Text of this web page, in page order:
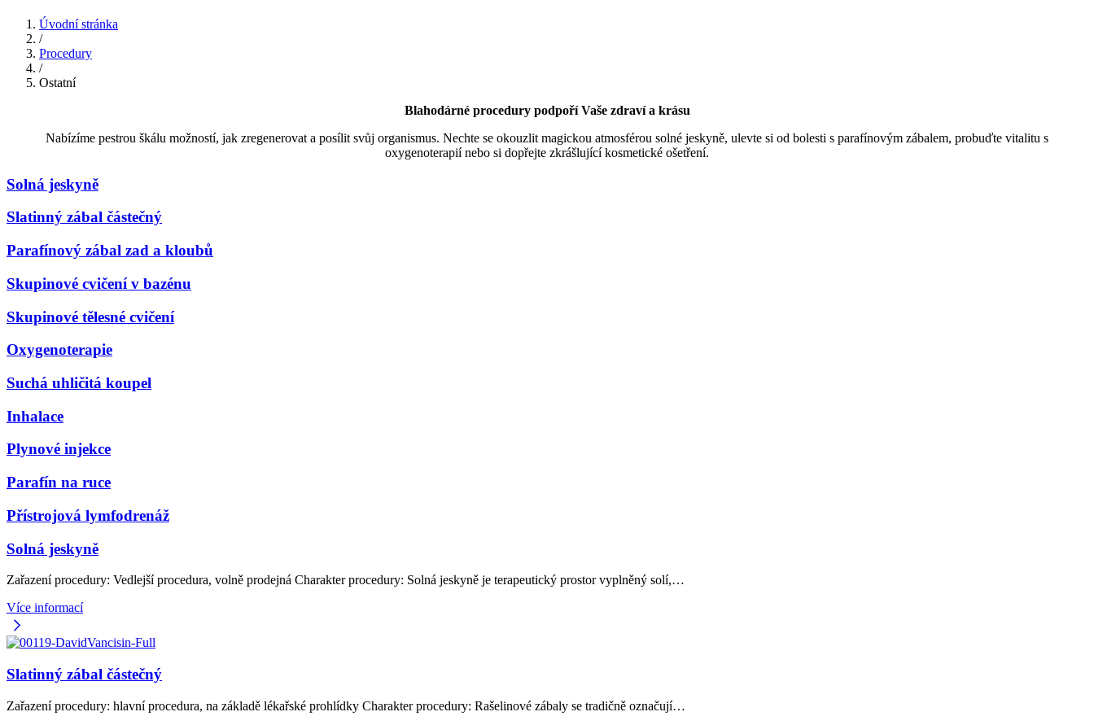
Úvodní stránka
/
Procedury
/
Ostatní
Blahodárné procedury podpoří Vaše zdraví a krásu
Nabízíme pestrou škálu možností, jak zregenerovat a posílit svůj organismus. Nechte se okouzlit magickou atmosférou solné jeskyně, ulevte si od bolesti s parafínovým zábalem, probuďte vitalitu s
oxygenoterapií nebo si dopřejte zkrášlující kosmetické ošetření.
Solná jeskyně
Slatinný zábal částečný
Parafínový zábal zad a kloubů
Skupinové cvičení v bazénu
Skupinové tělesné cvičení
Oxygenoterapie
Suchá uhličitá koupel
Inhalace
Plynové injekce
Parafín na ruce
Přístrojová lymfodrenáž
Solná jeskyně
Zařazení procedury: Vedlejší procedura, volně prodejná Charakter procedury: Solná jeskyně je terapeutický prostor vyplněný solí,…
Více informací
Slatinný zábal částečný
Zařazení procedury: hlavní procedura, na základě lékařské prohlídky Charakter procedury: Rašelinové zábaly se tradičně označují…